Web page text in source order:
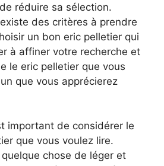
réduire sa sélection.
des critères à prendre
un bon eric pelletier qui
à affiner votre recherche et
le eric pelletier que vous
que vous apprécierez
important de considérer le
que vous voulez lire.
chose de léger et